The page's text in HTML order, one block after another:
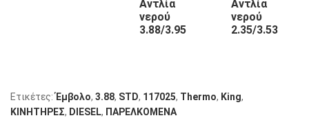
Αντλία
νερού
3.88/3.95
Αντλία
νερού
2.35/3.53
Ετικέτες:Έμβολο, 3.88, STD, 117025, Thermo, King,
KΙΝΗΤΗΡΕΣ, DIESEL, ΠΑΡΕΛΚΟΜΕΝΑ